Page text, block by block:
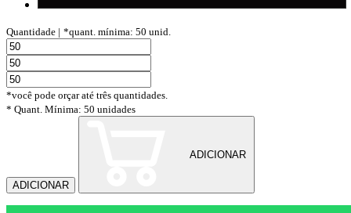
Quantidade | *quant. mínima: 50 unid.
*você pode orçar até três quantidades.
* Quant. Mínima: 50 unidades
ADICIONAR
ADICIONAR